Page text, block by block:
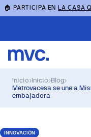
🏠 PARTICIPA ENLA CASA
Inicio›Inicio›Blog›
Metrovacesa se une a
embajadora
INNOVACIÓN